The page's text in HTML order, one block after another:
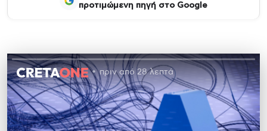
προτιμώμενη πηγή στο Google
πριν από 28 λεπτά